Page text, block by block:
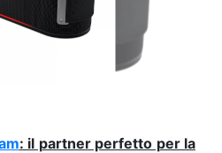
: il partner perfetto per la